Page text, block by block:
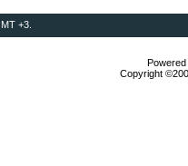
+3.
Copyright